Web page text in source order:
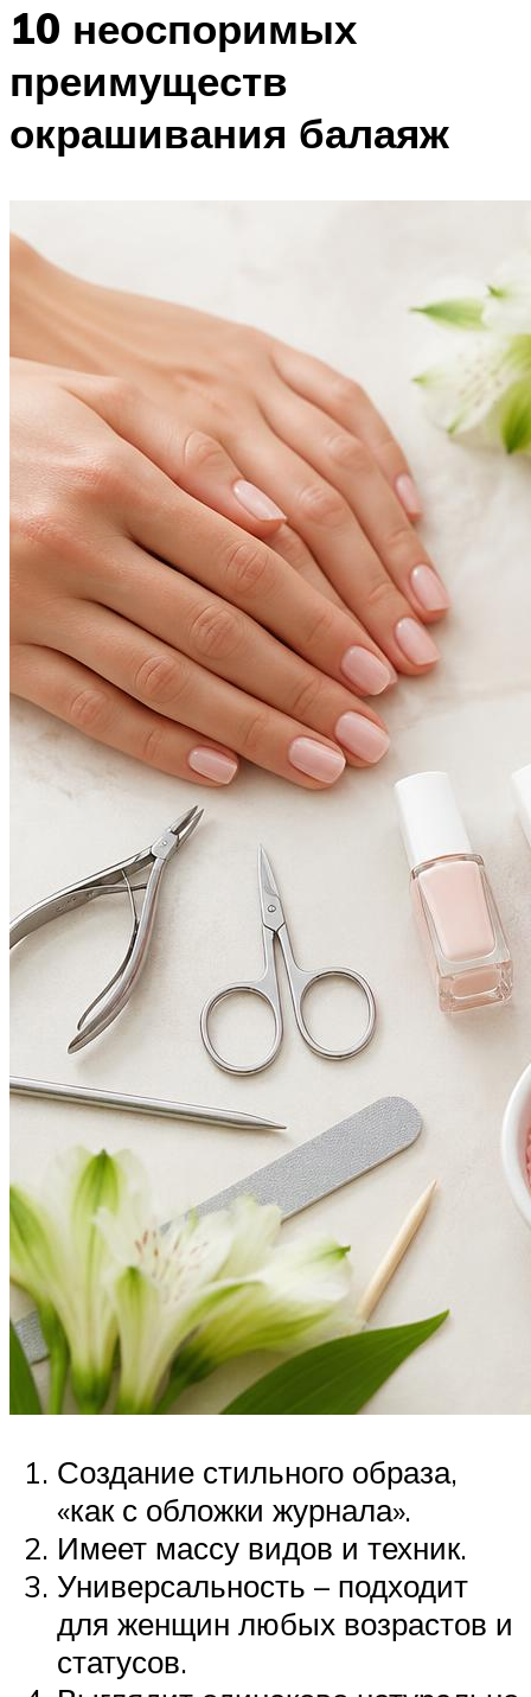
10 неоспоримых
преимуществ
окрашивания балаяж
Создание стильного образа,
«как с обложки журнала».
Имеет массу видов и техник.
Универсальность – подходит
для женщин любых возрастов и
статусов.